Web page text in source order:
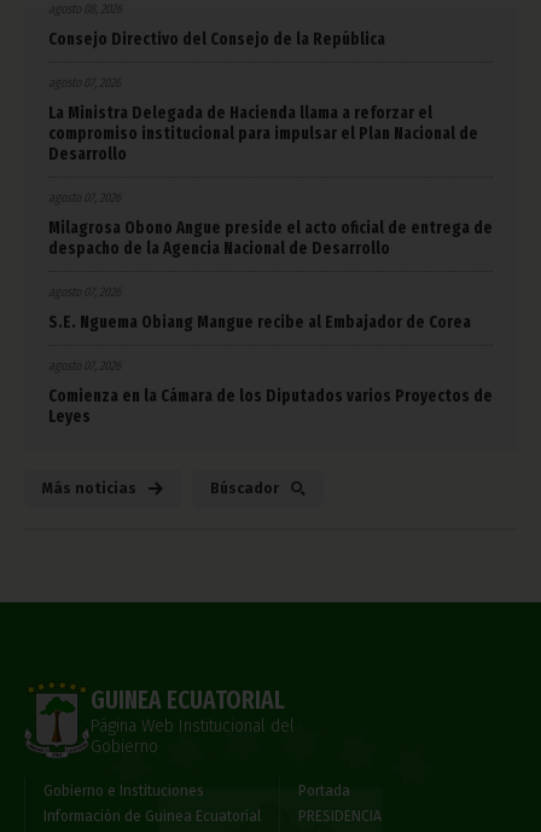
agosto 08, 2026
Consejo Directivo del Consejo de la República
agosto 07, 2026
La Ministra Delegada de Hacienda llama a reforzar el
compromiso institucional para impulsar el Plan Nacional de
Desarrollo
agosto 07, 2026
Milagrosa Obono Angue preside el acto oficial de entrega de
despacho de la Agencia Nacional de Desarrollo
agosto 07, 2026
S.E. Nguema Obiang Mangue recibe al Embajador de Corea
agosto 07, 2026
Comienza en la Cámara de los Diputados varios Proyectos de
Leyes
Más noticias Búscador
GUINEA ECUATORIAL
Página Web Institucional del
Gobierno
Gobierno e Instituciones
Información de Guinea Ecuatorial
Portada
PRESIDENCIA